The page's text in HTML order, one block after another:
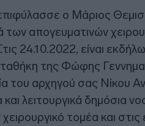
ο Μάριος
απογευματινών
24.10.2022, είναι
της Φώφης
του αρχηγού σας Νίκου
λειτουργικά δημόσια
χειρουργικό τομέα και